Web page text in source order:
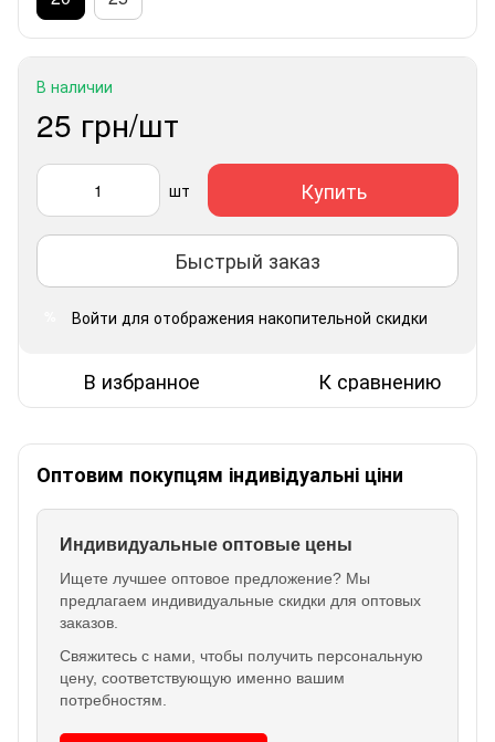
В наличии
25 грн/шт
шт Купить
Быстрый заказ
Войти для отображения накопительной скидки
В избранное К сравнению
Оптовим покупцям індивідуальні ціни
Индивидуальные оптовые цены
Ищете лучшее оптовое предложение? Мы
предлагаем индивидуальные скидки для оптовых
заказов.
Свяжитесь с нами, чтобы получить персональную
цену, соответствующую именно вашим
потребностям.